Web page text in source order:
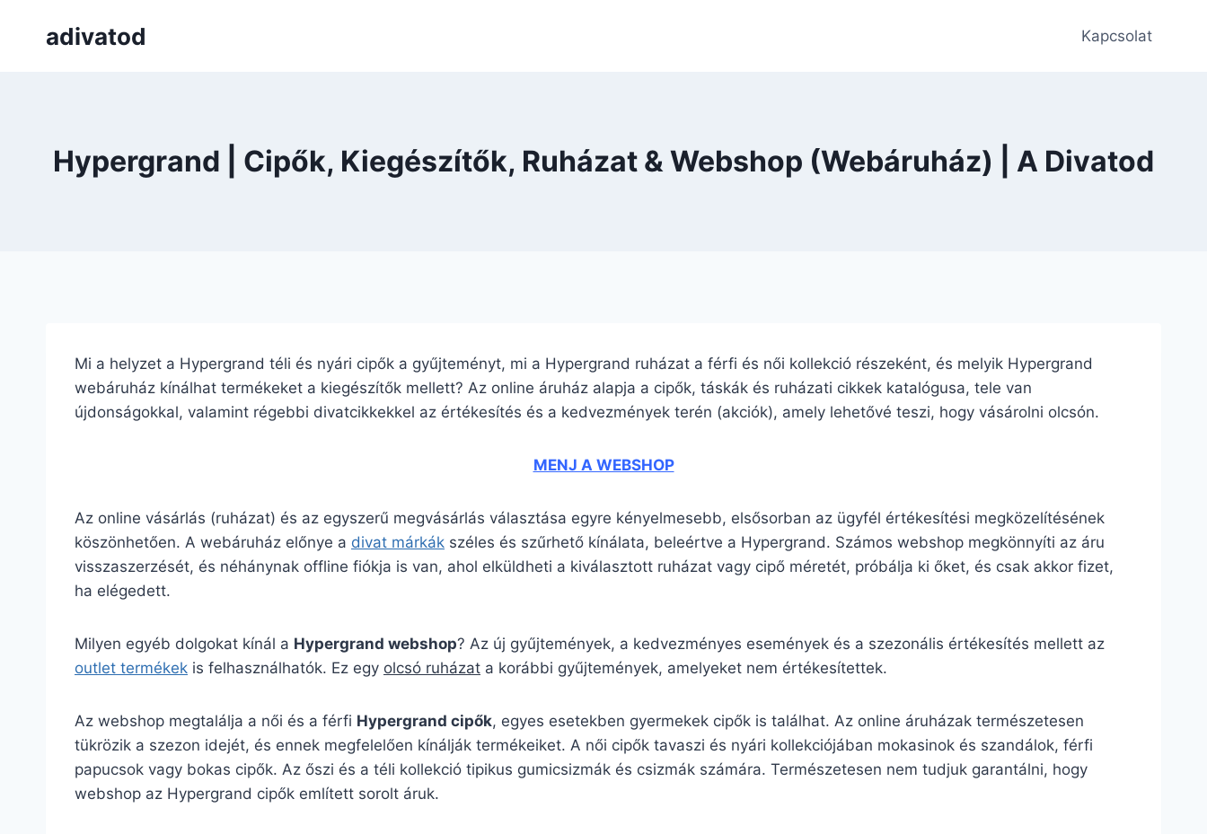
adivatod Kapcsolat
Hypergrand | Cipők, Kiegészítők, Ruházat & Webshop (Webáruház) | A Divatod
Mi a helyzet a Hypergrand téli és nyári cipők a gyűjteményt, mi a Hypergrand ruházat a férfi és női kollekció részeként, és melyik Hypergrand
webáruház kínálhat termékeket a kiegészítők mellett? Az online áruház alapja a cipők, táskák és ruházati cikkek katalógusa, tele van
újdonságokkal, valamint régebbi divatcikkekkel az értékesítés és a kedvezmények terén (akciók), amely lehetővé teszi, hogy vásárolni olcsón.
MENJ A WEBSHOP
Az online vásárlás (ruházat) és az egyszerű megvásárlás választása egyre kényelmesebb, elsősorban az ügyfél értékesítési megközelítésének
köszönhetően. A webáruház előnye a divat márkák széles és szűrhető kínálata, beleértve a Hypergrand. Számos webshop megkönnyíti az áru
visszaszerzését, és néhánynak offline fiókja is van, ahol elküldheti a kiválasztott ruházat vagy cipő méretét, próbálja ki őket, és csak akkor fizet,
ha elégedett.
Milyen egyéb dolgokat kínál a Hypergrand webshop? Az új gyűjtemények, a kedvezményes események és a szezonális értékesítés mellett az
outlet termékek is felhasználhatók. Ez egy olcsó ruházat a korábbi gyűjtemények, amelyeket nem értékesítettek.
Az webshop megtalálja a női és a férfi Hypergrand cipők, egyes esetekben gyermekek cipők is találhat. Az online áruházak természetesen
tükrözik a szezon idejét, és ennek megfelelően kínálják termékeiket. A női cipők tavaszi és nyári kollekciójában mokasinok és szandálok, férfi
papucsok vagy bokas cipők. Az őszi és a téli kollekció tipikus gumicsizmák és csizmák számára. Természetesen nem tudjuk garantálni, hogy
webshop az Hypergrand cipők említett sorolt áruk.